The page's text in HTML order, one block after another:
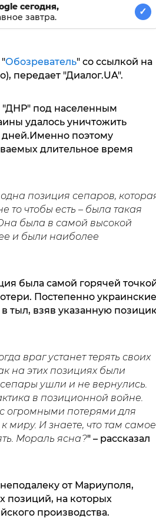
сегодня,
завтра.
✓
Обозреватель" со ссылкой на
передает "Диалог.UA".
"ДНР" под населенным
удалось уничтожить
дней.Именно поэтому
длительное время
позиция сепаров,
то чтобы есть – была такая
была в самой высокой
и были наиболее
была самой горячей
Постепенно украинские
тыл, взяв указанную
враг устанет терять своих
на этих позициях были
ушли и не вернулись.
в позиционной войне.
огромными потерями для
миру. И знаете, что там самое
Мораль ясна?" – рассказал
от Мариуполя,
позиций, на которых
производства.